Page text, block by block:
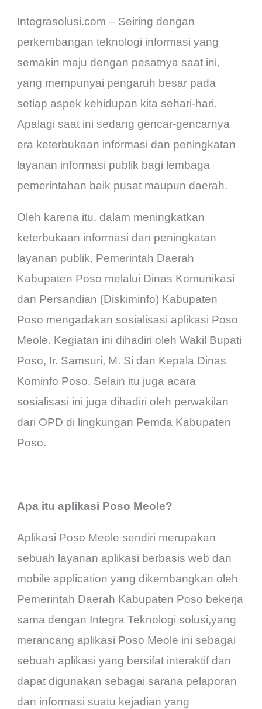
Integrasolusi.com – Seiring dengan
perkembangan teknologi informasi yang
semakin maju dengan pesatnya saat ini,
yang mempunyai pengaruh besar pada
setiap aspek kehidupan kita sehari-hari.
Apalagi saat ini sedang gencar-gencarnya
era keterbukaan informasi dan peningkatan
layanan informasi publik bagi lembaga
pemerintahan baik pusat maupun daerah.
Oleh karena itu, dalam meningkatkan
keterbukaan informasi dan peningkatan
layanan publik, Pemerintah Daerah
Kabupaten Poso melalui Dinas Komunikasi
dan Persandian (Diskiminfo) Kabupaten
Poso mengadakan sosialisasi aplikasi Poso
Meole. Kegiatan ini dihadiri oleh Wakil Bupati
Poso, Ir. Samsuri, M. Si dan Kepala Dinas
Kominfo Poso. Selain itu juga acara
sosialisasi ini juga dihadiri oleh perwakilan
dari OPD di lingkungan Pemda Kabupaten
Poso.
Apa itu aplikasi Poso Meole?
Aplikasi Poso Meole sendiri merupakan
sebuah layanan aplikasi berbasis web dan
mobile application yang dikembangkan oleh
Pemerintah Daerah Kabupaten Poso bekerja
sama dengan Integra Teknologi solusi,yang
merancang aplikasi Poso Meole ini sebagai
sebuah aplikasi yang bersifat interaktif dan
dapat digunakan sebagai sarana pelaporan
dan informasi suatu kejadian yang